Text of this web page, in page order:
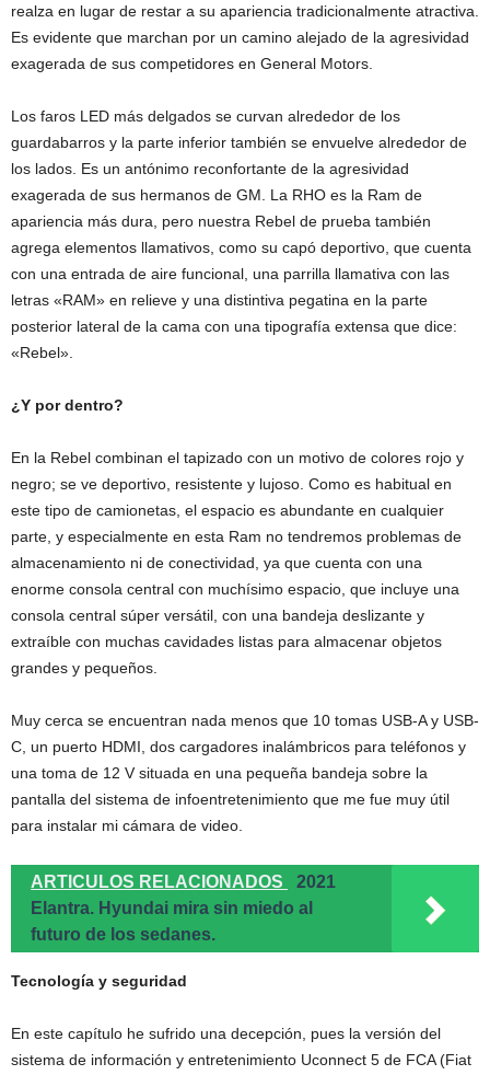
realza en lugar de restar a su apariencia tradicionalmente atractiva.
Es evidente que marchan por un camino alejado de la agresividad
exagerada de sus competidores en General Motors.
Los faros LED más delgados se curvan alrededor de los
guardabarros y la parte inferior también se envuelve alrededor de
los lados. Es un antónimo reconfortante de la agresividad
exagerada de sus hermanos de GM. La RHO es la Ram de
apariencia más dura, pero nuestra Rebel de prueba también
agrega elementos llamativos, como su capó deportivo, que cuenta
con una entrada de aire funcional, una parrilla llamativa con las
letras «RAM» en relieve y una distintiva pegatina en la parte
posterior lateral de la cama con una tipografía extensa que dice:
«Rebel».
¿Y por dentro?
En la Rebel combinan el tapizado con un motivo de colores rojo y
negro; se ve deportivo, resistente y lujoso. Como es habitual en
este tipo de camionetas, el espacio es abundante en cualquier
parte, y especialmente en esta Ram no tendremos problemas de
almacenamiento ni de conectividad, ya que cuenta con una
enorme consola central con muchísimo espacio, que incluye una
consola central súper versátil, con una bandeja deslizante y
extraíble con muchas cavidades listas para almacenar objetos
grandes y pequeños.
Muy cerca se encuentran nada menos que 10 tomas USB-A y USB-
C, un puerto HDMI, dos cargadores inalámbricos para teléfonos y
una toma de 12 V situada en una pequeña bandeja sobre la
pantalla del sistema de infoentretenimiento que me fue muy útil
para instalar mi cámara de video.
ARTICULOS RELACIONADOS
2021
Elantra. Hyundai mira sin miedo al
futuro de los sedanes.
Tecnología y seguridad
En este capítulo he sufrido una decepción, pues la versión del
sistema de información y entretenimiento Uconnect 5 de FCA (Fiat